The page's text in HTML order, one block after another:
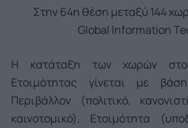
Στην 64η θέση μεταξύ 144
Global Information
Η κατάταξη των χωρών στο
Ετοιμότητας γίνεται με
Περιβάλλον (πολιτικό,
καινοτομικό), Ετοιμότητα